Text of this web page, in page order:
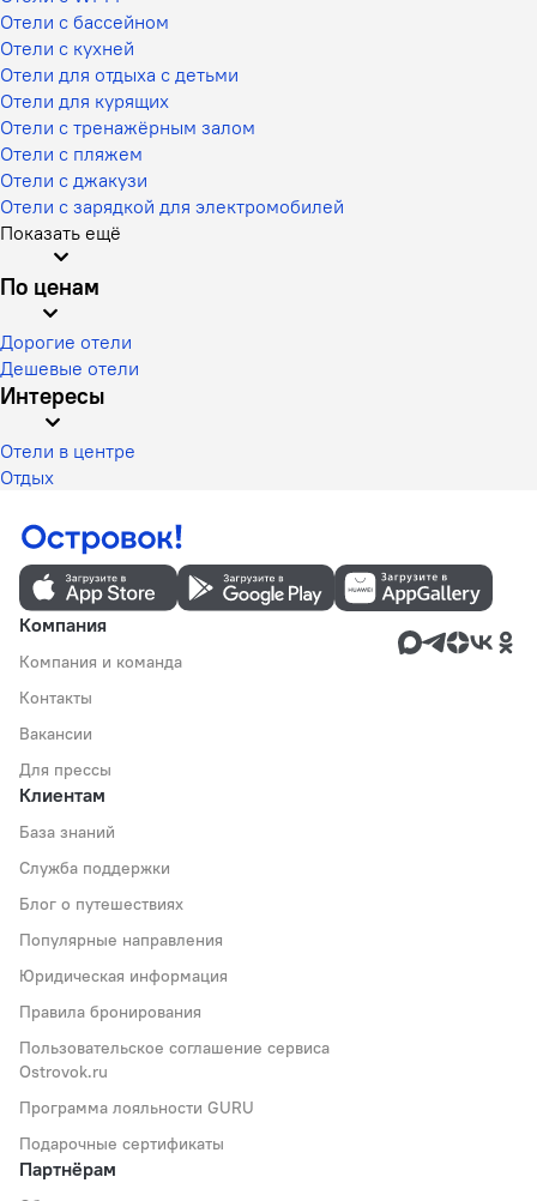
Отели с бассейном
Отели с кухней
Отели для отдыха с детьми
Отели для курящих
Отели с тренажёрным залом
Отели с пляжем
Отели с джакузи
Отели с зарядкой для электромобилей
Показать ещё
По ценам
Дорогие отели
Дешевые отели
Интересы
Отели в центре
Отдых
Компания
Компания и команда
Контакты
Вакансии
Для прессы
Клиентам
База знаний
Служба поддержки
Блог о путешествиях
Популярные направления
Юридическая информация
Правила бронирования
Пользовательское соглашение сервиса
Ostrovok.ru
Программа лояльности GURU
Подарочные сертификаты
Партнёрам